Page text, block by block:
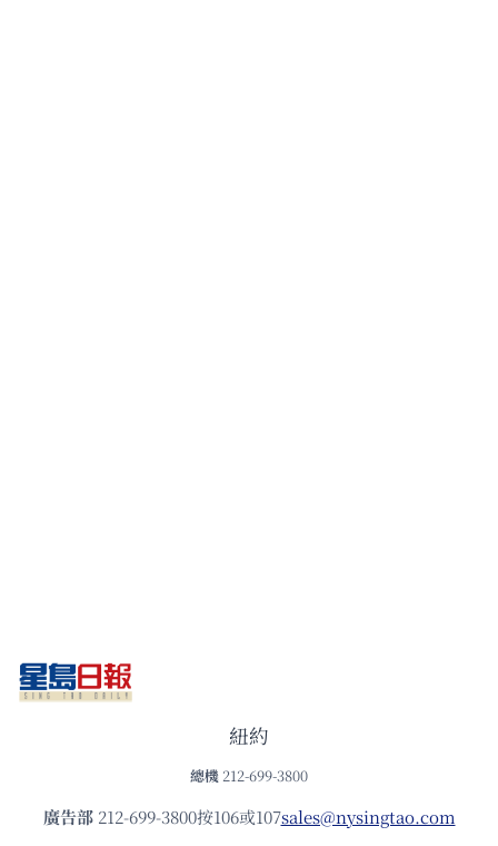
紐約
總機 212-699-3800
廣告部212-699-3800按106或107sales@nysingtao.com